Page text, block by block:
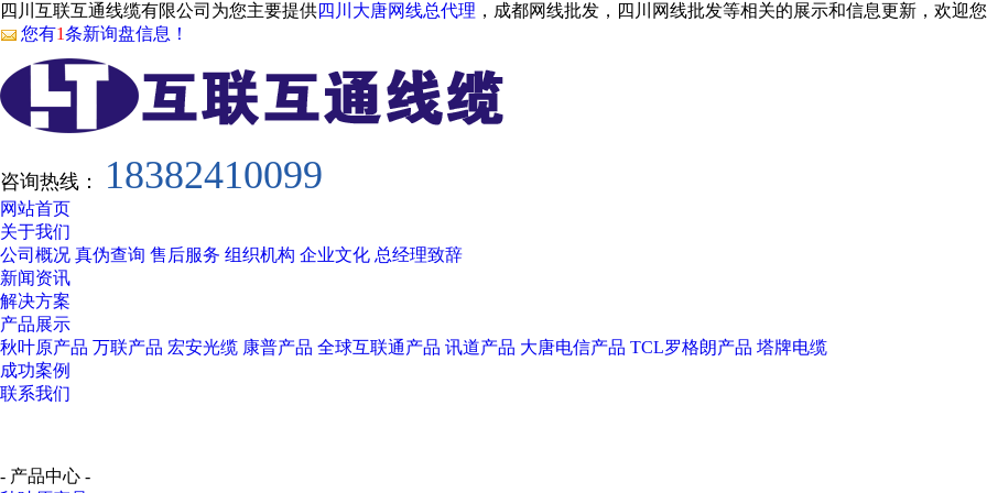
四川互联互通线缆有限公司为您主要提供四川大唐网线总代理 ，成都网线批发，四川网线批发等相关的展示和信息更新，欢迎
您有1条新询盘信息！
咨询热线： 18382410099
网站首页
关于我们
公司概况 真伪查询 售后服务 组织机构 企业文化 总经理致辞
新闻资讯
解决方案
产品展示
秋叶原产品 万联产品 宏安光缆 康普产品 全球互联通产品 讯道产品 大唐电信产品 TCL罗格朗产品 塔牌电缆
成功案例
联系我们
- 产品中心 -